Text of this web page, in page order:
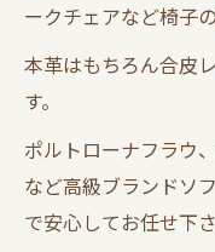
ークチェアなど椅子
本革はもちろん合皮
す。
ポルトローナフラウ
など高級ブランドソ
で安心してお任せ下さ